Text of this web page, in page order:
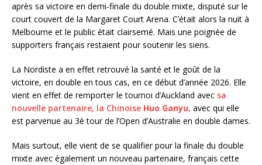
après sa victoire en demi-finale du double mixte, disputé sur le
court couvert de la Margaret Court Arena. C’était alors la nuit à
Melbourne et le public était clairsemé. Mais une poignée de
supporters français restaient pour soutenir les siens.
La Nordiste a en effet retrouvé la santé et le goût de la
victoire, en double en tous cas, en ce début d’année 2026. Elle
vient en effet de remporter le tournoi d’Auckland avec sa
nouvelle partenaire, la Chinoise Huo Ganyu, avec qui elle
est parvenue au 3è tour de l’Open d’Australie en double dames.
Mais surtout, elle vient de se qualifier pour la finale du double
mixte avec également un nouveau partenaire, français cette